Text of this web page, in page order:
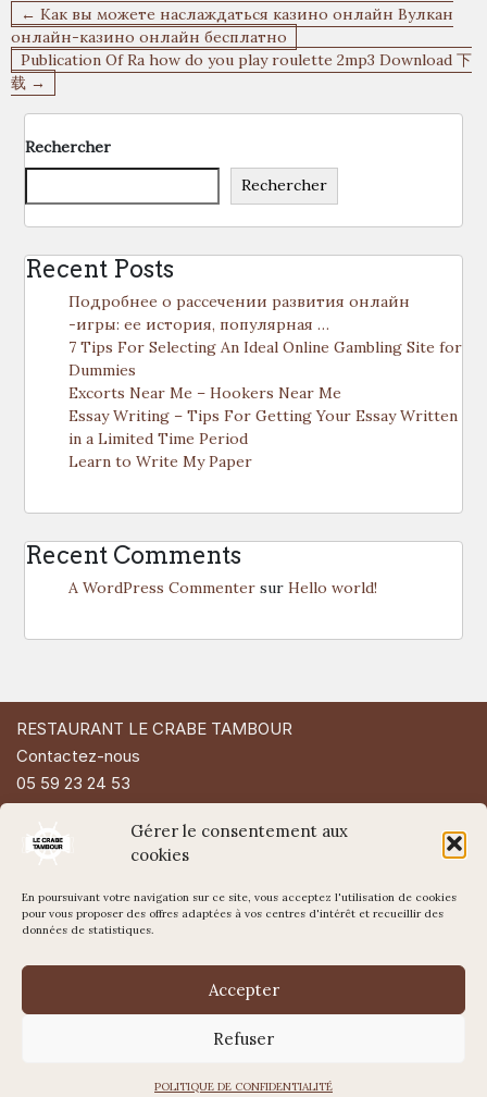
Gérer le consentement aux
cookies
En poursuivant votre navigation sur ce site, vous acceptez l'utilisation de cookies
pour vous proposer des offres adaptées à vos centres d'intérêt et recueillir des
données de statistiques.
Accepter
Refuser
POLITIQUE DE CONFIDENTIALITÉ
Navigation
de
l’article
← Как вы можете наслаждаться казино онлайн Вулкан
онлайн-казино онлайн бесплатно
Publication Of Ra how do you play roulette 2mp3 Download 下
载 →
Rechercher
Rechercher
Recent Posts
Подробнее о рассечении развития онлайн
-игры: ее история, популярная …
7 Tips For Selecting An Ideal Online Gambling Site for
Dummies
Excorts Near Me – Hookers Near Me
Essay Writing – Tips For Getting Your Essay Written
in a Limited Time Period
Learn to Write My Paper
Recent Comments
A WordPress Commenter sur Hello world!
RESTAURANT LE CRABE TAMBOUR
Contactez-nous
05 59 23 24 53
49 Rue d'Espagne
64200 Biarritz
Di RestaurantTheme